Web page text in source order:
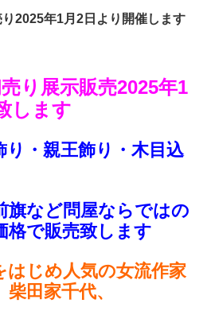
2025年1月2日より開催します
り展示販売2025年1
します
り・親王飾り・木目込
旗など問屋ならではの
格で販売致します
はじめ人気の女流作家
田家千代、